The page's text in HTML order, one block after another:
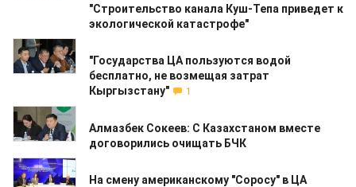
"Строительство канала Куш-Тепа приведет к
экологической катастрофе"
04.05.2024
"Государства ЦА пользуются водой
бесплатно, не возмещая затрат
Кыргызстану"
1
04.05.2024
Алмазбек Сокеев: С Казахстаном вместе
договорились очищать БЧК
29.04.2024
На смену американскому "Соросу" в ЦА